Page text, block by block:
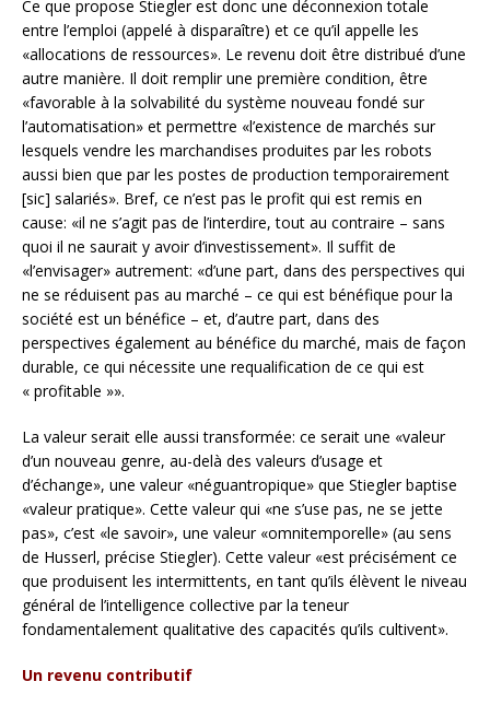
Ce que propose Stiegler est donc une déconnexion totale
entre l’emploi (appelé à disparaître) et ce qu’il appelle les
«allocations de ressources». Le revenu doit être distribué d’une
autre manière. Il doit remplir une première condition, être
«favorable à la solvabilité du système nouveau fondé sur
l’automatisation» et permettre «l’existence de marchés sur
lesquels vendre les marchandises produites par les robots
aussi bien que par les postes de production temporairement
[sic] salariés». Bref, ce n’est pas le profit qui est remis en
cause: «il ne s’agit pas de l’interdire, tout au contraire – sans
quoi il ne saurait y avoir d’investissement». Il suffit de
«l’envisager» autrement: «d’une part, dans des perspectives qui
ne se réduisent pas au marché – ce qui est bénéfique pour la
société est un bénéfice – et, d’autre part, dans des
perspectives également au bénéfice du marché, mais de façon
durable, ce qui nécessite une requalification de ce qui est
« profitable »».
La valeur serait elle aussi transformée: ce serait une «valeur
d’un nouveau genre, au-delà des valeurs d’usage et
d’échange», une valeur «néguantropique» que Stiegler baptise
«valeur pratique». Cette valeur qui «ne s’use pas, ne se jette
pas», c’est «le savoir», une valeur «omnitemporelle» (au sens
de Husserl, précise Stiegler). Cette valeur «est précisément ce
que produisent les intermittents, en tant qu’ils élèvent le niveau
général de l’intelligence collective par la teneur
fondamentalement qualitative des capacités qu’ils cultivent».
Un revenu contributif